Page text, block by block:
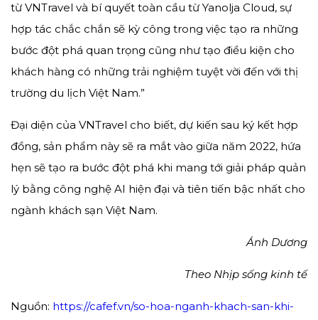
từ VNTravel và bí quyết toàn cầu từ Yanolja Cloud, sự
hợp tác chắc chắn sẽ kỳ công trong việc tạo ra những
bước đột phá quan trọng cũng như tạo điều kiện cho
khách hàng có những trải nghiệm tuyệt vời đến với thị
trường du lịch Việt Nam.”
Đại diện của VNTravel cho biết, dự kiến sau ký kết hợp
đồng, sản phẩm này sẽ ra mắt vào giữa năm 2022, hứa
hẹn sẽ tạo ra bước đột phá khi mang tới giải pháp quản
lý bằng công nghệ AI hiện đại và tiên tiến bậc nhất cho
ngành khách sạn Việt Nam.
Ánh Dương
Theo Nhịp sống kinh tế
Nguồn: https://cafef.vn/so-hoa-nganh-khach-san-khi-